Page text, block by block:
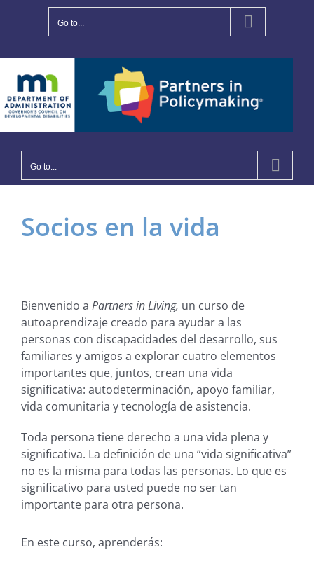
Go to...
Go to...
Socios en la vida
Bienvenido a Partners in Living, un curso de
autoaprendizaje creado para ayudar a las
personas con discapacidades del desarrollo, sus
familiares y amigos a explorar cuatro elementos
importantes que, juntos, crean una vida
significativa: autodeterminación, apoyo familiar,
vida comunitaria y tecnología de asistencia.
Toda persona tiene derecho a una vida plena y
significativa. La definición de una “vida significativa”
no es la misma para todas las personas. Lo que es
significativo para usted puede no ser tan
importante para otra persona.
En este curso, aprenderás: